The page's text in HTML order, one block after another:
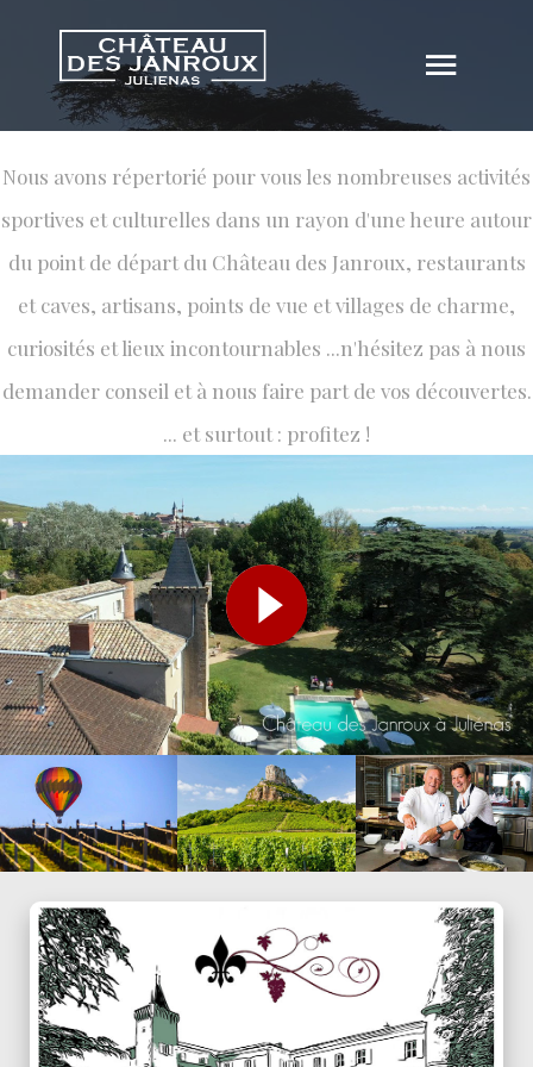
LA RÉGION
Bienvenue dans le Beaujolais
Nous avons répertorié pour vous les nombreuses activités
sportives et culturelles dans un rayon d'une heure autour
du point de départ du Château des Janroux, restaurants
et caves, artisans, points de vue et villages de charme,
curiosités et lieux incontournables ...n'hésitez pas à nous
demander conseil et à nous faire part de vos découvertes.
... et surtout : profitez !